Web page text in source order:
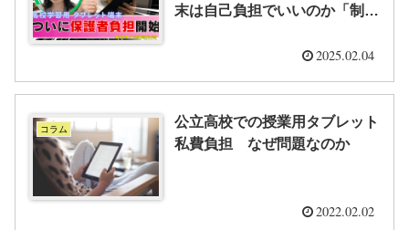
末は自己負担でいいのか「制度
2025.02.04
コラム
公立高校での授業用タブレット
私費負担 なぜ問題なのか
2022.02.02